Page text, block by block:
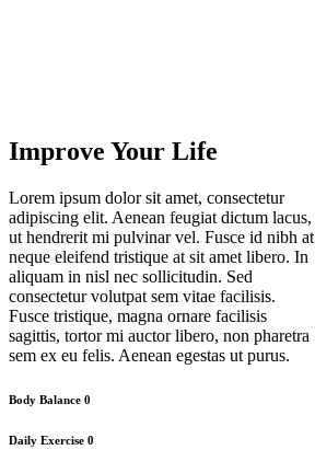
Improve Your Life
Lorem ipsum dolor sit amet, consectetur
adipiscing elit. Aenean feugiat dictum lacus,
ut hendrerit mi pulvinar vel. Fusce id nibh at
neque eleifend tristique at sit amet libero. In
aliquam in nisl nec sollicitudin. Sed
consectetur volutpat sem vitae facilisis.
Fusce tristique, magna ornare facilisis
sagittis, tortor mi auctor libero, non pharetra
sem ex eu felis. Aenean egestas ut purus.
Body Balance 0
Daily Exercise 0